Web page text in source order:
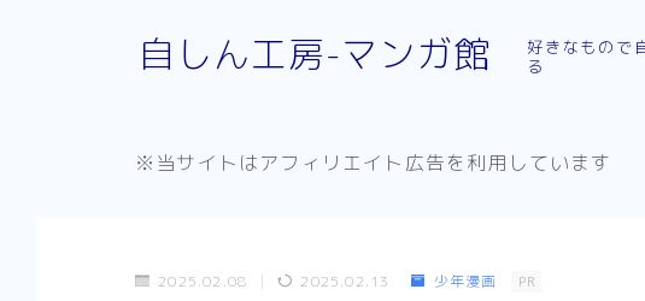
自しん工房-マンガ館
好きなもので
る
※当サイトはアフィリエイト広告を利用しています
2025.02.08 2025.02.13 少年漫画 PR